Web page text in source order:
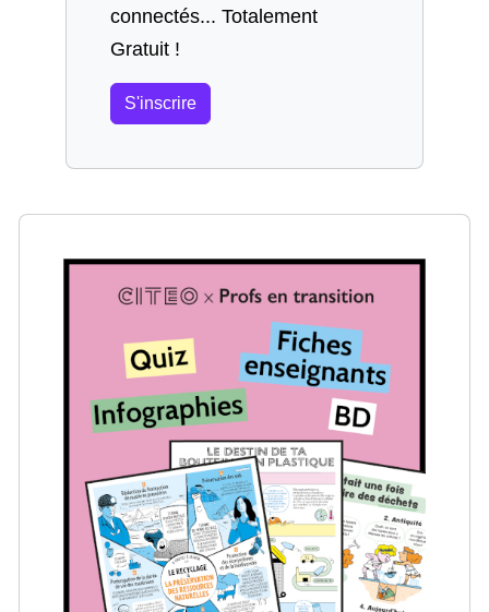
connectés... Totalement
Gratuit !
S'inscrire